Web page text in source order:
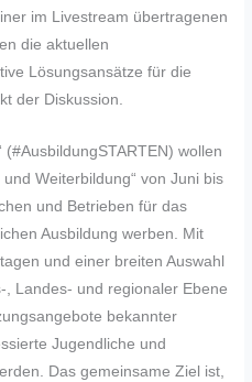
im Livestream übertragenen
die aktuellen
Lösungsansätze für die
der Diskussion.
(#AusbildungSTARTEN) wollen
Weiterbildung“ von Juni bis
und Betrieben für das
Ausbildung werben. Mit
und einer breiten Auswahl
Landes- und regionaler Ebene
bekannter
Jugendliche und
Das gemeinsame Ziel ist,